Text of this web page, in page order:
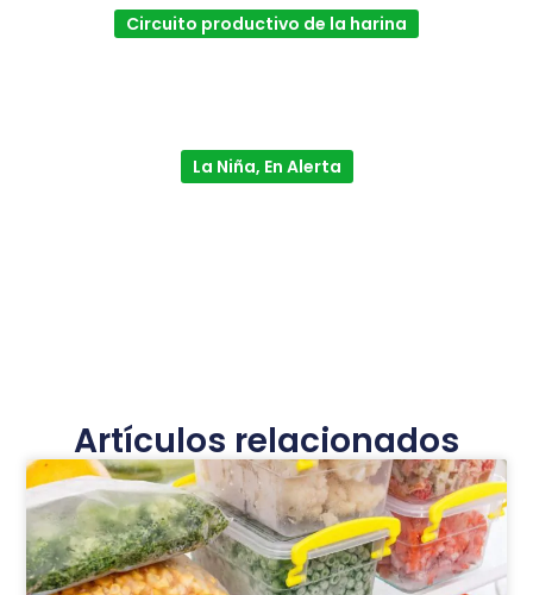
Circuito productivo de la harina
La Niña, En Alerta
Artículos relacionados